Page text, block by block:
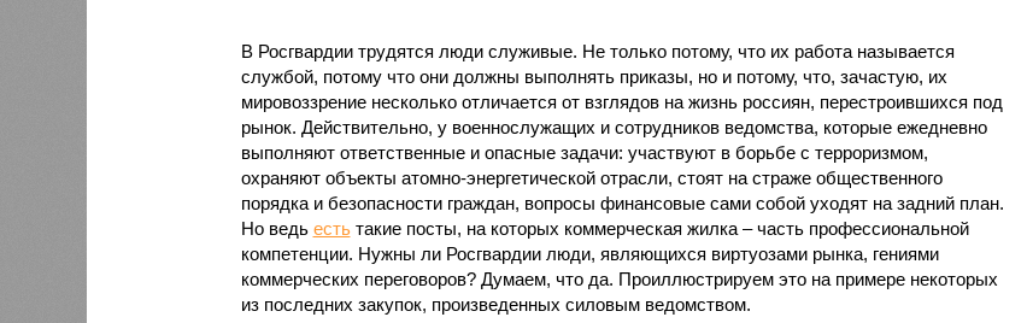
В Росгвардии трудятся люди служивые. Не только потому, что их работа называется
службой, потому что они должны выполнять приказы, но и потому, что, зачастую, их
мировоззрение несколько отличается от взглядов на жизнь россиян, перестроившихся под
рынок. Действительно, у военнослужащих и сотрудников ведомства, которые ежедневно
выполняют ответственные и опасные задачи: участвуют в борьбе с терроризмом,
охраняют объекты атомно-энергетической отрасли, стоят на страже общественного
порядка и безопасности граждан, вопросы финансовые сами собой уходят на задний план.
Но ведь естьтакие посты, на которых коммерческая жилка – часть профессиональной
компетенции. Нужны ли Росгвардии люди, являющихся виртуозами рынка, гениями
коммерческих переговоров? Думаем, что да. Проиллюстрируем это на примере некоторых
из последних закупок, произведенных силовым ведомством.